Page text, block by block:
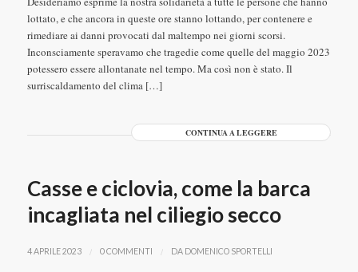
lottato, e che ancora in queste ore stanno lottando, per contenere e
rimediare ai danni provocati dal maltempo nei giorni scorsi.
Inconsciamente speravamo che tragedie come quelle del maggio 2023
potessero essere allontanate nel tempo. Ma così non è stato. Il
surriscaldamento del clima […]
CONTINUA A LEGGERE
Casse e ciclovia, come la barca
incagliata nel ciliegio secco
4 APRILE 2023 / 0 COMMENTI / DA DOMENICO SPORTELLI